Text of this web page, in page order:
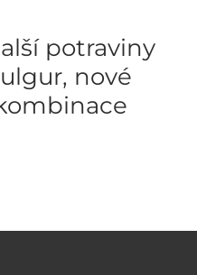
potraviny
nové